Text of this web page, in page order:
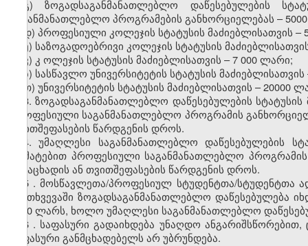
გ)
ზოგადსაგანმანათლებლო დაწესებულების
საგანმანათლებლო პროგრამების განხორციელებას –
დ) პროფესიული კოლეჯის სტატუსის მაძიებლისათვის –
ე) საზოგადოებრივი კოლეჯის სტატუსის
ვ) კ ოლეჯის სტატუსის მაძიებლისათვის –7000 ლარი;
ზ) სასწავლო უნივერსიტეტის სტატუსის მაძიებლისათვის
თ) უნივერსიტეტის სტატუსის მაძიებლისათვის –20000
3. ზოგადსაგანმანათლებლო დაწესებულების
პროფესიული საგანმანათლებლო პროგრამის
თვითშეფასების წარდგენის დროს.
4. უმაღლესი საგანმანათლებლო დაწესებულების
დამატებით პროფესიული საგანმანათლებლო
განაცხადის ან თვითშეფასების წარდგენის დროს.
5.მოსწავლეთა/პროფესიულ სტუდენტთა/სტუდენტთა
შემთხვევაშიზოგადსაგანმანათლებლო დაწესებულება
3000ლარს, ხოლო უმაღლესი საგანმანათლებლო
6. საფასური გადაიხდება უნაღდო ანგარიშსწორებით,
საფასური განმცხადებელს არ უბრუნდება.